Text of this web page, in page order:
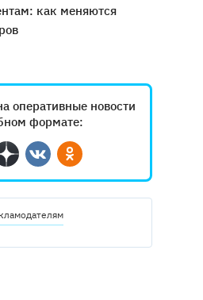
как меняются
оперативные новости
формате:
ДзенВконтактеОдноклассники